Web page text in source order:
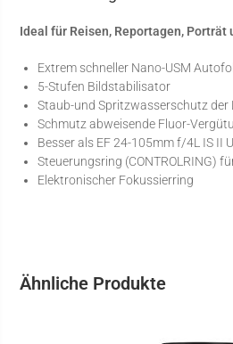
Ideal für Reisen, Reportagen, Porträt
Extrem schneller Nano-USM
5-Stufen Bildstabilisator
Staub-und Spritzwasserschutz der
Schmutz abweisende Fluor-
Besser als EF 24-105mm f/4L IS II
Steuerungsring (CONTROLRING)
Elektronischer Fokussierring
Ähnliche Produkte